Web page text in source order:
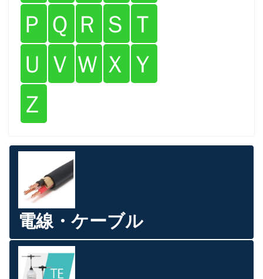
Ｐ Ｑ Ｒ Ｓ Ｔ
Ｕ Ｖ Ｗ Ｘ Ｙ
Ｚ
電線・ケーブル